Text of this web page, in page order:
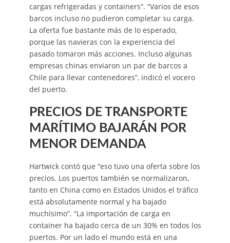
cargas refrigeradas y containers”. “Varios de esos
barcos incluso no pudieron completar su carga.
La oferta fue bastante más de lo esperado,
porque las navieras con la experiencia del
pasado tomaron más acciones. Incluso algunas
empresas chinas enviaron un par de barcos a
Chile para llevar contenedores”, indicó el vocero
del puerto.
PRECIOS DE TRANSPORTE
MARÍTIMO BAJARÁN POR
MENOR DEMANDA
Hartwick contó que “eso tuvo una oferta sobre los
precios. Los puertos también se normalizaron,
tanto en China como en Estados Unidos el tráfico
está absolutamente normal y ha bajado
muchísimo”. “La importación de carga en
container ha bajado cerca de un 30% en todos los
puertos. Por un lado el mundo está en una